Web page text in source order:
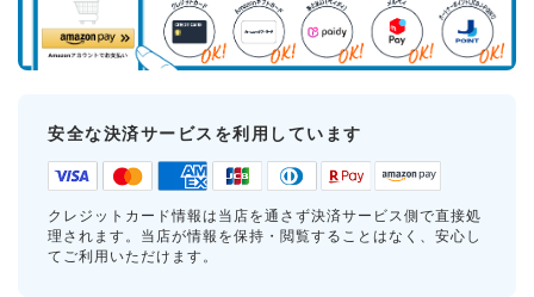
安全な決済サービスを利用しています
クレジットカード情報は当店を通さず決済サービス側で直接処
理されます。当店が情報を保持・閲覧することはなく、安心し
てご利用いただけます。